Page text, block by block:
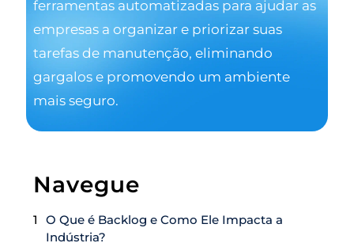
ferramentas automatizadas para ajudar as
empresas a organizar e priorizar suas
tarefas de manutenção, eliminando
gargalos e promovendo um ambiente
mais seguro.
Navegue
O Que é Backlog e Como Ele Impacta a
Indústria?